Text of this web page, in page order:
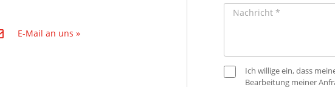
E-Mail an uns »
Ich willige ein, dass
Bearbeitung meiner